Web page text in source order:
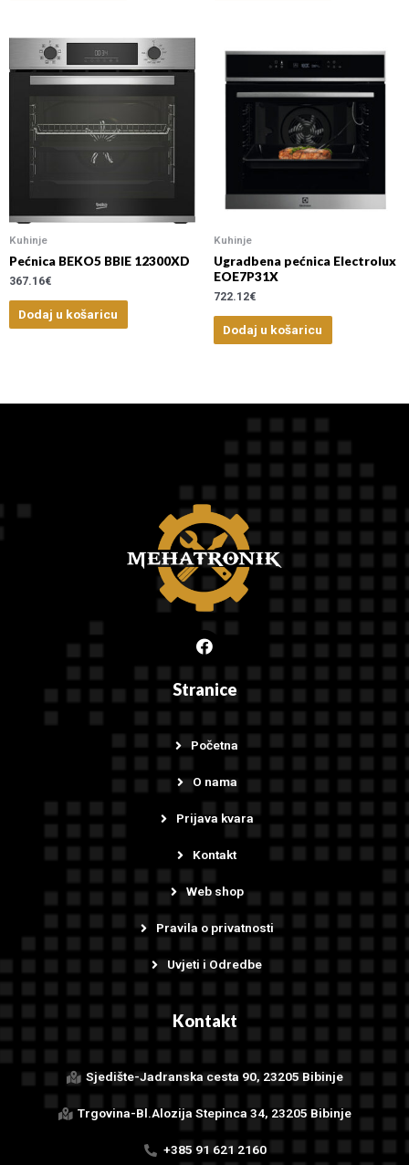
Kuhinje
Pećnica BEKO5 BBIE 12300XD
367.16€
Dodaj u košaricu
Kuhinje
Ugradbena pećnica Electrolux
EOE7P31X
722.12€
Dodaj u košaricu
Stranice
Početna
O nama
Prijava kvara
Kontakt
Web shop
Pravila o privatnosti
Uvjeti i Odredbe
Kontakt
Sjedište-Jadranska cesta 90, 23205 Bibinje
Trgovina-Bl.Alozija Stepinca 34, 23205 Bibinje
+385 91 621 2160